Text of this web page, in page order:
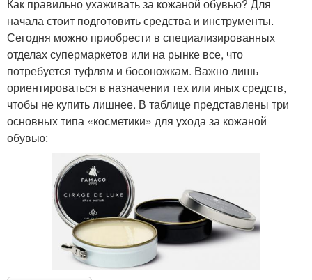
Как правильно ухаживать за кожаной обувью? Для
начала стоит подготовить средства и инструменты.
Сегодня можно приобрести в специализированных
отделах супермаркетов или на рынке все, что
потребуется туфлям и босоножкам. Важно лишь
ориентироваться в назначении тех или иных средств,
чтобы не купить лишнее. В таблице представлены три
основных типа «косметики» для ухода за кожаной
обувью: